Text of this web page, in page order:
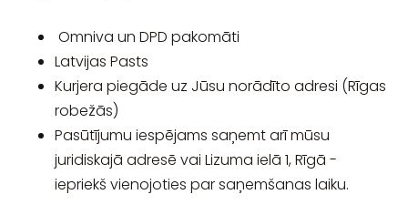
Omniva un DPD pakomāti
Latvijas Pasts
Kurjera piegāde uz Jūsu norādīto adresi (Rīgas
robežās)
Pasūtījumu iespējams saņemt arī mūsu
juridiskajā adresē vai Lizuma ielā 1, Rīgā -
iepriekš vienojoties par saņemšanas laiku.